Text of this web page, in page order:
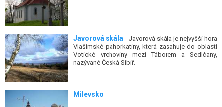
Javorová skála - Javorová skála je nejvyšší hora
Vlašimské pahorkatiny, která zasahuje do oblasti
Votické vrchoviny mezi Táborem a Sedlčany,
nazývané Česká Sibiř.
Milevsko